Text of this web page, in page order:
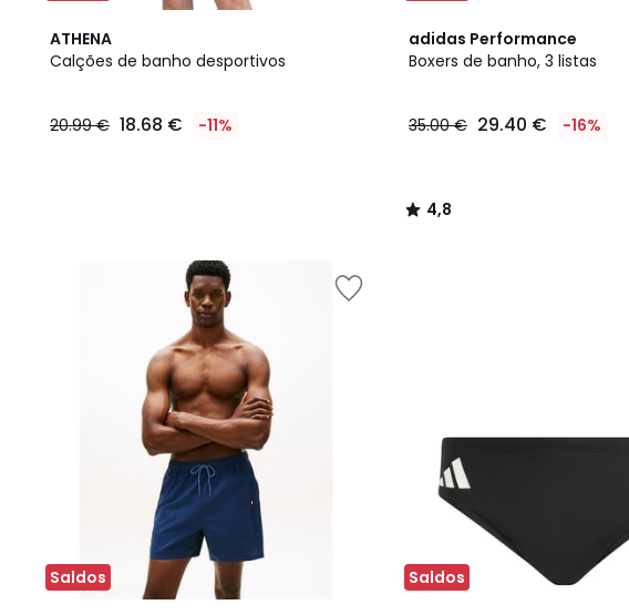
ATHENA
Calções de banho desportivos
20.99 € 18.68 € -11%
adidas Performance
Boxers de banho, 3 listas
35.00 € 29.40 € -16%
4,8
/ 5
4,8
/
Saldos Saldos